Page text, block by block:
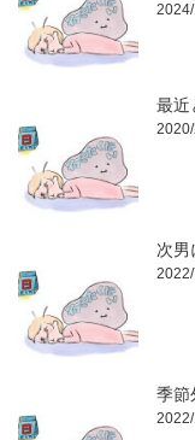
最近
次男
季節